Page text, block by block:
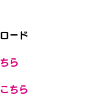
ード
ら
こちら